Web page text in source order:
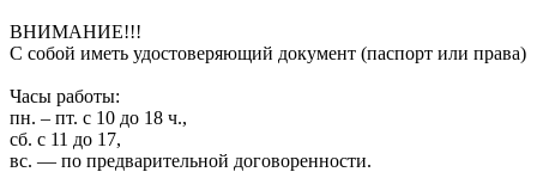
ВНИМАНИЕ!!!
С собой иметь удостоверяющий документ (паспорт или права)
Часы работы:
пн. – пт. с 10 до 18 ч.,
сб. с 11 до 17,
вс. — по предварительной договоренности.